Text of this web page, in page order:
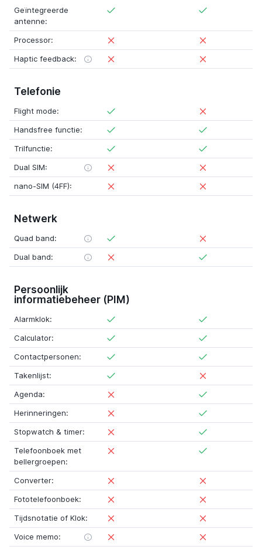
Geïntegreerde
antenne:
Processor:
Haptic feedback:
Telefonie
Flight mode:
Handsfree functie:
Trilfunctie:
Dual SIM:
nano-SIM (4FF):
Netwerk
Quad band:
Dual band:
Persoonlijk
informatiebeheer (PIM)
Alarmklok:
Calculator:
Contactpersonen:
Takenlijst:
Agenda:
Herinneringen:
Stopwatch & timer:
Telefoonboek met
bellergroepen:
Converter:
Fototelefoonboek:
Tijdsnotatie of Klok:
Voice memo: